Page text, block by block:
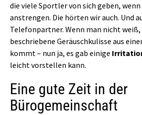
die viele Sportler von sich geben, wenn
anstrengen. Die hörten wir auch. Und
Telefonpartner. Wenn man nicht weiß,
beschriebene Geräuschkulisse aus
kommt – nun ja, es gab einige
leicht vorstellen kann.
Eine gute Zeit in der
Bürogemeinschaft